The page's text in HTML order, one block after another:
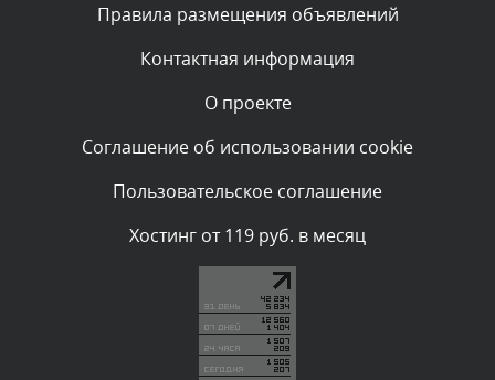
администратором.
Комментарий проверяется
администратором.
Комментарий проверяется
Текст комментария будет виден после проверки
Комментарий проверяется
Правила размещения объявлений
Контактная информация
О проекте
Соглашение об использовании cookie
Пользовательское соглашение
Хостинг от 119 руб. в месяц